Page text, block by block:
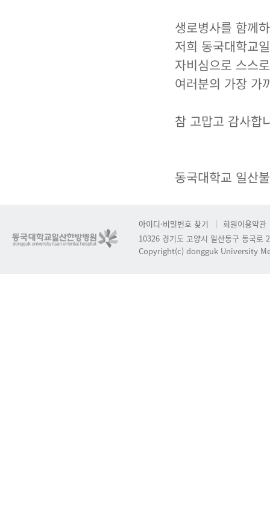
생로병사를 함께
저희 동국대학교
자비심으로 스스
여러분의 가장 가
참 고맙고 감사합
동국대학교 일산
아이디·비밀번호 찾기
회원이용약관
10326 경기도 고양시 일산동구 동국로
Copyright(c) dongguk University